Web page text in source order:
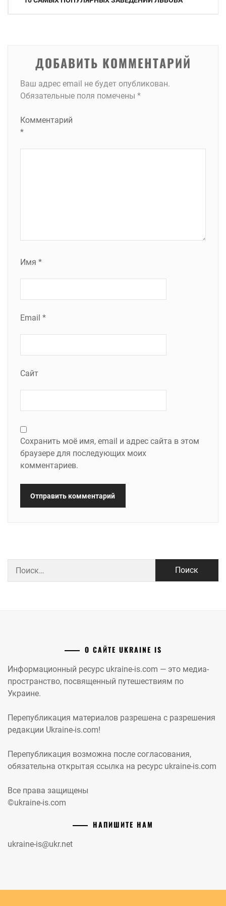
ДОБАВИТЬ КОММЕНТАРИЙ
Ваш адрес email не будет опубликован.
Обязательные поля помечены *
Комментарий
*
Имя *
Email *
Сайт
Сохранить моё имя, email и адрес сайта в этом
браузере для последующих моих
комментариев.
О САЙТЕ UKRAINE IS
Информационный ресурс ukraine-is.com — это медиа-
пространство, посвященный путешествиям по
Украине.
Перепубликация материалов разрешена с разрешения
редакции Ukraine-is.com!
Перепубликация возможна после согласования,
обязательна открытая ссылка на ресурс ukraine-is.com
Все права защищены
©ukraine-is.com
НАПИШИТЕ НАМ
ukraine-is@ukr.net